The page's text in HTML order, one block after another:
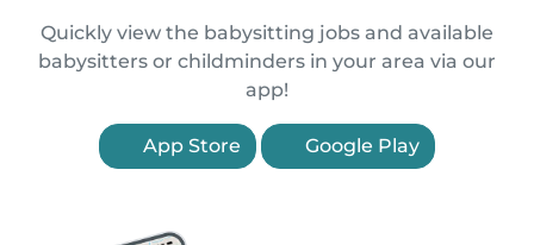
Quickly view the babysitting jobs and available
babysitters or childminders in your area via our
app!
App Store Google Play